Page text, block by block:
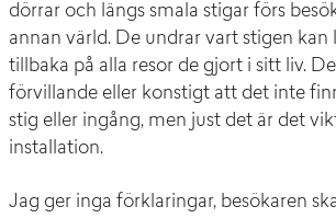
dörrar och längs smala stigar förs
annan värld. De undrar vart stigen kan
tillbaka på alla resor de gjort i sitt liv.
förvillande eller konstigt att det inte
stig eller ingång, men just det är det
installation.
Jag ger inga förklaringar, besökaren